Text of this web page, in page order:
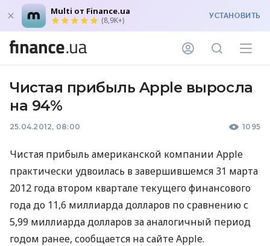
Multi от Finance.ua
(8,9K+) УСТАНОВИТЬ
Чистая прибыль Apple выросла
на 94%
25.04.2012, 08:00 1095
Чистая прибыль американской компании Apple
практически удвоилась в завершившемся 31 марта
2012 года втором квартале текущего финансового
года до 11,6 миллиарда долларов по сравнению с
5,99 миллиарда долларов за аналогичный период
годом ранее, сообщается на сайте Apple.